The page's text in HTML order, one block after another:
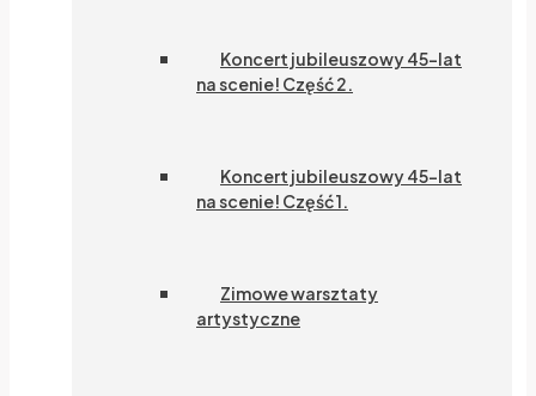
Koncert jubileuszowy 45-lat
na scenie! Część 2.
Koncert jubileuszowy 45-lat
na scenie! Część 1.
Zimowe warsztaty
artystyczne